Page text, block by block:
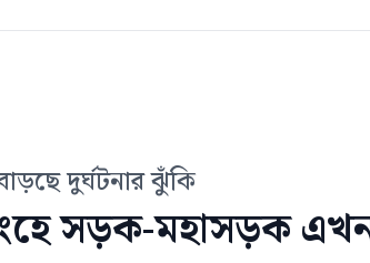
দুর্ঘটনার ঝুঁকি
সড়ক-মহাসড়ক এখন